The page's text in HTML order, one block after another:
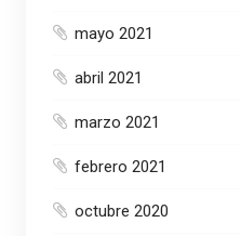
mayo 2021
abril 2021
marzo 2021
febrero 2021
octubre 2020